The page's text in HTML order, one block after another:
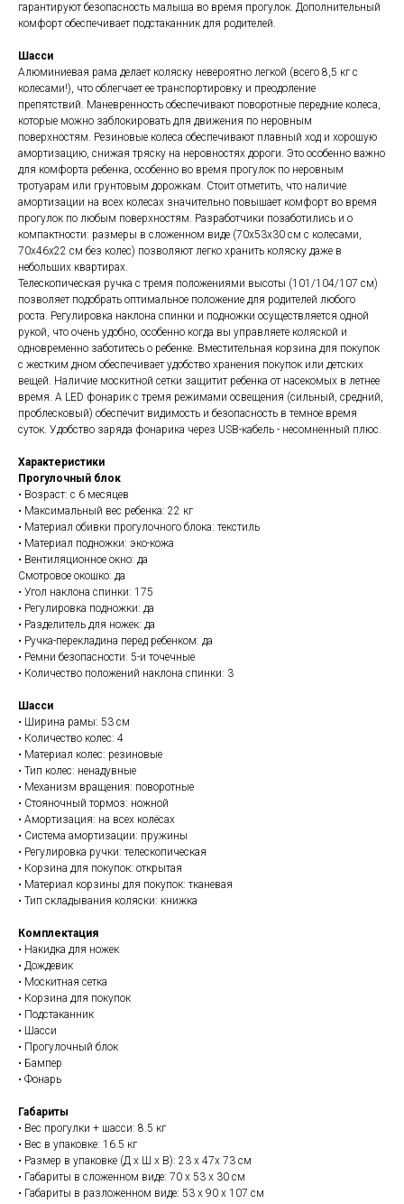
гарантируют безопасность малыша во время прогулок. Дополнительный
комфорт обеспечивает подстаканник для родителей.
Шасси
Алюминиевая рама делает коляску невероятно легкой (всего 8,5 кг с
колесами!), что облегчает ее транспортировку и преодоление
препятствий. Маневренность обеспечивают поворотные передние колеса,
которые можно заблокировать для движения по неровным
поверхностям. Резиновые колеса обеспечивают плавный ход и хорошую
амортизацию, снижая тряску на неровностях дороги. Это особенно важно
для комфорта ребенка, особенно во время прогулок по неровным
тротуарам или грунтовым дорожкам. Стоит отметить, что наличие
амортизации на всех колесах значительно повышает комфорт во время
прогулок по любым поверхностям. Разработчики позаботились и о
компактности: размеры в сложенном виде (70x53x30 см с колесами,
70x46x22 см без колес) позволяют легко хранить коляску даже в
небольших квартирах.
Телескопическая ручка с тремя положениями высоты (101/104/107 см)
позволяет подобрать оптимальное положение для родителей любого
роста. Регулировка наклона спинки и подножки осуществляется одной
рукой, что очень удобно, особенно когда вы управляете коляской и
одновременно заботитесь о ребенке. Вместительная корзина для покупок
с жестким дном обеспечивает удобство хранения покупок или детских
вещей. Наличие москитной сетки защитит ребенка от насекомых в летнее
время. А LED фонарик с тремя режимами освещения (сильный, средний,
проблесковый) обеспечит видимость и безопасность в темное время
суток. Удобство заряда фонарика через USB-кабель - несомненный плюс.
Характеристики
Прогулочный блок
• Возраст: с 6 месяцев
• Максимальный вес ребенка: 22 кг
• Материал обивки прогулочного блока: текстиль
• Материал подножки: эко-кожа
• Вентиляционное окно: да
Смотровое окошко: да
• Угол наклона спинки: 175
• Регулировка подножки: да
• Разделитель для ножек: да
• Ручка-перекладина перед ребенком: да
• Ремни безопасности: 5-и точечные
• Количество положений наклона спинки: 3
Шасси
• Ширина рамы: 53 см
​• Количество колес: 4
• Материал колес: резиновые
• Тип колес: ненадувные
• Механизм вращения: поворотные
• Стояночный тормоз: ножной
• Амортизация: на всех колёсах
• Система амортизации: пружины
• Регулировка ручки: телескопическая
• Корзина для покупок: открытая
• Материал корзины для покупок: тканевая
• Тип складывания коляски: книжка
Комплектация
• Накидка для ножек
• Дождевик
• Москитная сетка
• Корзина для покупок
• Подстаканник
• Шасси
• Прогулочный блок
• Бампер
• Фонарь
Габариты
• Вес прогулки + шасси: 8.5 кг
• Вес в упаковке: 16.5 кг
• Размер в упаковке (Д х Ш х В): 23 х 47х 73 см
• Габариты в сложенном виде: 70 х 53 х 30 см
• Габариты в разложенном виде: 53 х 90 х 107 см